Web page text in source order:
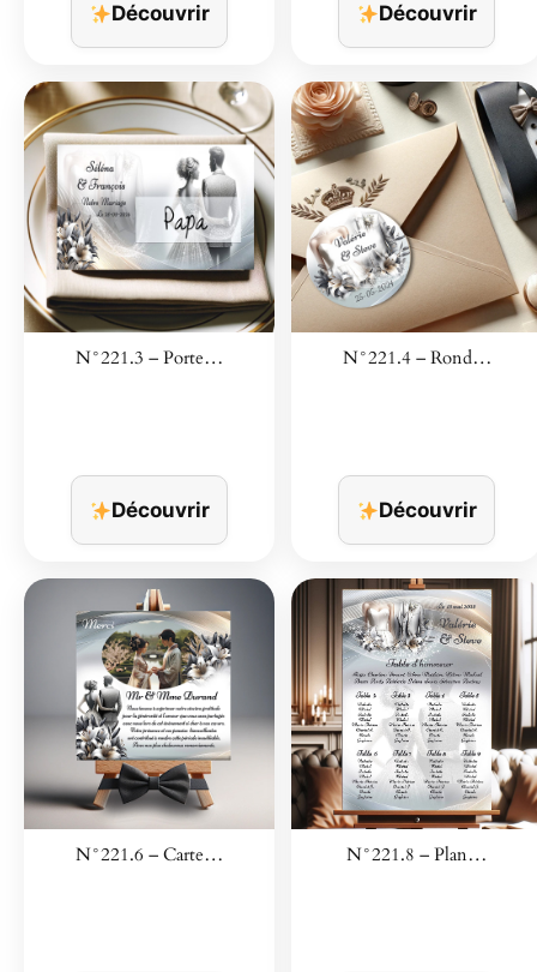
Découvrir Découvrir
N°221.3 – Porte…
Découvrir
N°221.4 – Rond…
Découvrir
N°221.6 – Carte… N°221.8 – Plan…